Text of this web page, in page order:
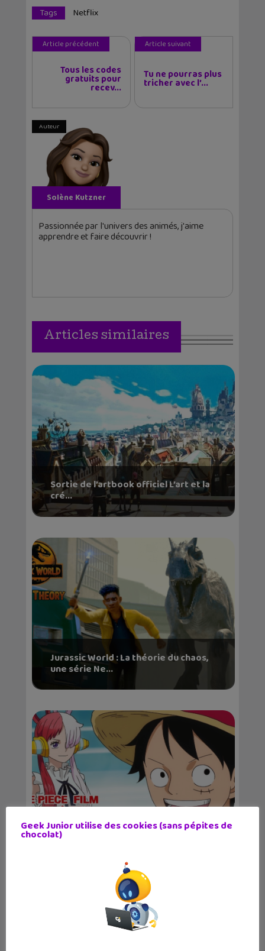
Tags Netflix
Article précédent
Tous les codes
gratuits pour
recev...
Article suivant
Tu ne pourras plus
tricher avec l’...
Auteur
Solène Kutzner
Passionnée par l'univers des animés, j'aime
apprendre et faire découvrir !
Articles similaires
Sortie de l’artbook officiel L’art et la
cré...
Jurassic World : La théorie du chaos,
une série Ne...
One Piece Red disponible sur Netflix
Geek Junior utilise des cookies (sans pépites de
chocolat)